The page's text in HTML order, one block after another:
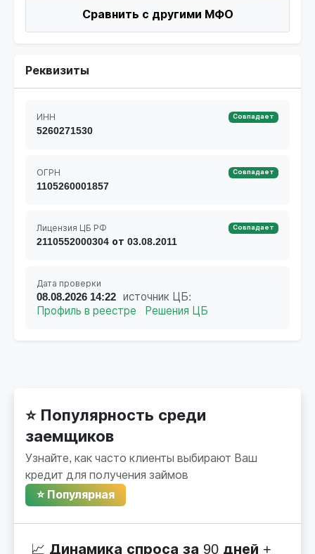
Сравнить с другими МФО
Реквизиты
ИНН Совпадает
5260271530
ОГРН Совпадает
1105260001857
Лицензия ЦБ РФ Совпадает
2110552000304 от 03.08.2011
Дата проверки
08.08.2026 14:22 источник ЦБ:
Профиль в реестре
Решения ЦБ
⭐ Популярность среди
заемщиков
Узнайте, как часто клиенты выбирают Ваш
кредит для получения займов
⭐ Популярная
📈 Динамика спроса за 90 дней +